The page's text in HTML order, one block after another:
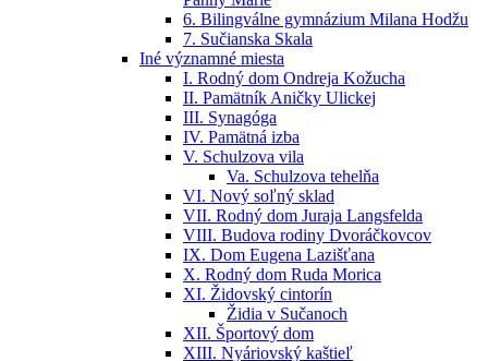
6. Bilingválne gymnázium Milana Hodžu
7. Sučianska Skala
Iné významné miesta
I. Rodný dom Ondreja Kožucha
II. Pamätník Aničky Ulickej
III. Synagóga
IV. Pamätná izba
V. Schulzova vila
Va. Schulzova tehelňa
VI. Nový soľný sklad
VII. Rodný dom Juraja Langsfelda
VIII. Budova rodiny Dvoráčkovcov
IX. Dom Eugena Lazišťana
X. Rodný dom Ruda Morica
XI. Židovský cintorín
Židia v Sučanoch
XII. Športový dom
XIII. Nyáriovský kaštieľ